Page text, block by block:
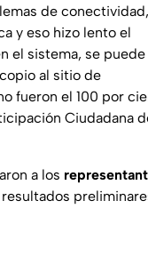
de conectividad,
y eso hizo lento el
el sistema, se puede
al sitio de
fueron el 100 por
Ciudadana
a los